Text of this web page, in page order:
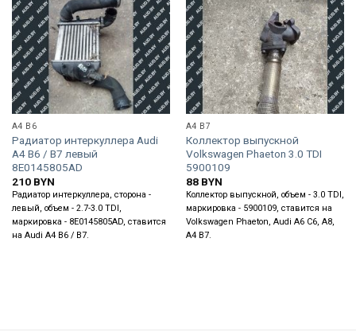
A4 B6
Радиатор интеркуллера Audi
A4 B6 / B7 левый
8E0145805AD
210 BYN
Радиатор интеркуллера, сторона -
левый, объем - 2.7-3.0 TDI,
маркировка - 8E0145805AD, ставится
на Audi A4 B6 / B7.
A4 B7
Коллектор выпускной
Volkswagen Phaeton 3.0 TDI
5900109
88 BYN
Коллектор выпускной, объем - 3.0 TDI,
маркировка - 5900109, ставится на
Volkswagen Phaeton, Audi A6 C6, A8,
A4 B7.